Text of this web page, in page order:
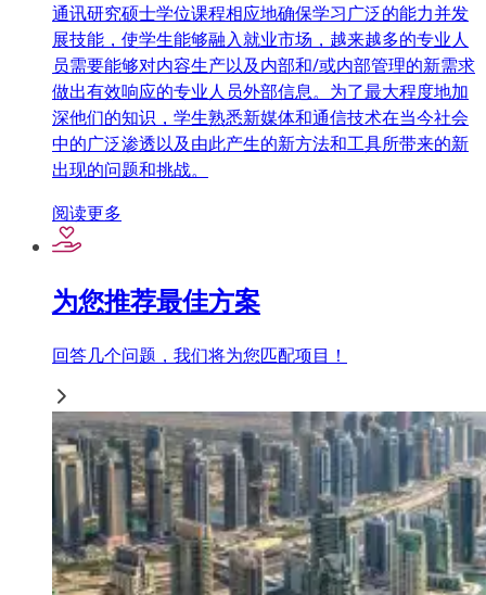
通讯研究硕士学位课程相应地确保学习广泛的能力并发
展技能，使学生能够融入就业市场，越来越多的专业人
员需要能够对内容生产以及内部和/或内部管理的新需求
做出有效响应的专业人员外部信息。为了最大程度地加
深他们的知识，学生熟悉新媒体和通信技术在当今社会
中的广泛渗透以及由此产生的新方法和工具所带来的新
出现的问题和挑战。
阅读更多
为您推荐最佳方案
回答几个问题，我们将为您匹配项目！